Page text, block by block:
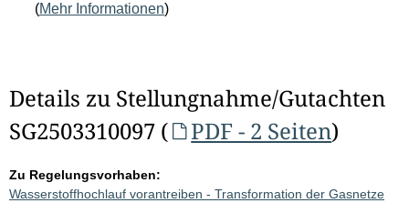
(Mehr Informationen)
Details zu Stellungnahme/Gutachten
SG2503310097 (
PDF - 2 Seiten)
Zu Regelungsvorhaben:
Wasserstoffhochlauf vorantreiben - Transformation der Gasnetze